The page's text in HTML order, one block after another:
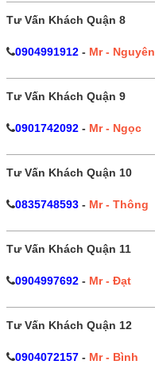
Tư Vấn Khách Quận 8
0904991912- Mr - Nguyên
Tư Vấn Khách Quận 9
0901742092- Mr - Ngọc
Tư Vấn Khách Quận 10
0835748593- Mr - Thông
Tư Vấn Khách Quận 11
0904997692- Mr - Đạt
Tư Vấn Khách Quận 12
0904072157- Mr - Bình